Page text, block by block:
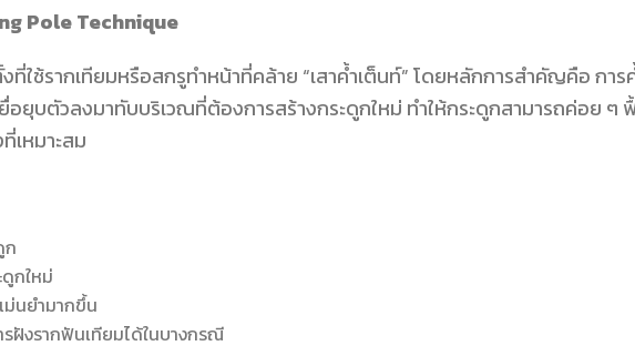
Pole Technique
ที่ใช้รากเทียมหรือสกรูทำหน้าที่คล้าย “เสาค้ำเต็นท์” โดยหลักการสำคัญคือ การ
อยุบตัวลงมาทับบริเวณที่ต้องการสร้างกระดูกใหม่ ทำให้กระดูกสามารถค่อย ๆ
เหมาะสม
ก
ดูกใหม่
ม่นยำมากขึ้น
ฝังรากฟันเทียมได้ในบางกรณี